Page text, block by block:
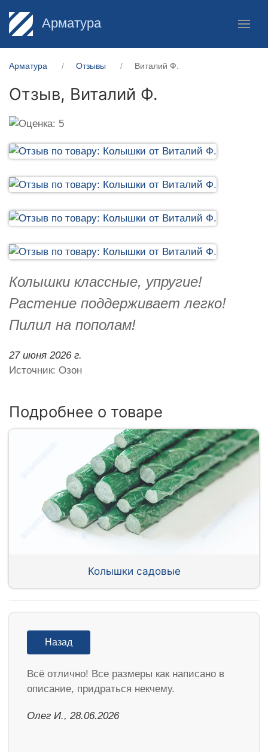
Арматура
Арматура Отзывы Виталий Ф.
Отзыв, Виталий Ф.
Колышки классные, упругие!
Растение поддерживает легко!
Пилил на пополам!
27 июня 2026 г.
Источник: Озон
Подробнее о товаре
Колышки садовые
Назад
Всё отлично! Все размеры как написано в
описание, придраться некчему.
Олег И., 28.06.2026